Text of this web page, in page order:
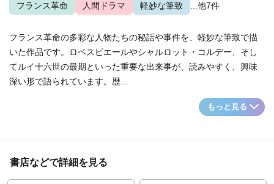
フランス革命 人間ドラマ 軽妙な筆致 ...他7件
フランス革命の多彩な人物たちの秘話や事件を、軽妙な筆致で描
いた作品です。ロベスピエールやシャルロット・コルデー、そし
てルイ十六世の最期といった重要な出来事が、読みやすく、興味
深い形で語られています。歴...
もっと見る
書店などで詳細を見る